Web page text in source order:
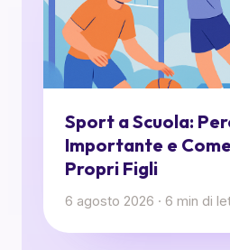
Sport a Scuola:
Importante e
Propri Figli
6 agosto 2026 · 6 min di